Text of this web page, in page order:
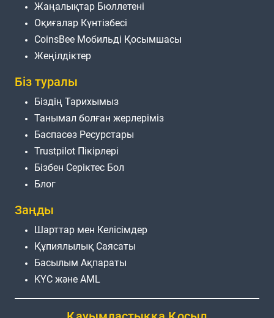
Жаңалықтар Бюллетені
Оқиғалар Күнтізбесі
CoinsBee Мобильді Қосымшасы
Жеңілдіктер
Біз туралы
Біздің Тарихымыз
Танымал болған жерлеріміз
Баспасөз Ресурстары
Trustpilot Пікірлері
Бізбен Серіктес Бол
Блог
Заңды
Шарттар мен Келісімдер
Құпиялылық Саясаты
Басылым Ақпараты
KYC және AML